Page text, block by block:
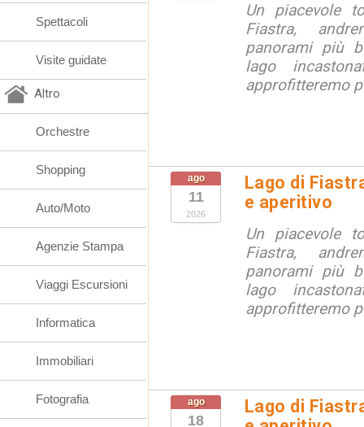
Un piacevole
Fiastra,
panorami più
lago
approfitteremo
ago
11
2026
Lago di
e aperitivo
Un piacevole
Fiastra,
panorami più
lago
approfitteremo
ago
18
Lago di
Spettacoli
Visite guidate
Altro
Orchestre
Shopping
Auto/Moto
Agenzie Stampa
Viaggi Escursioni
Informatica
Immobiliari
Fotografia